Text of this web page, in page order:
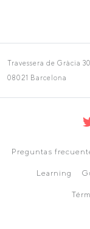
Travessera de Gràcia
08021 Barcelona
Preguntas
Learning